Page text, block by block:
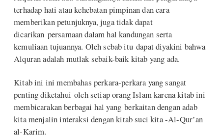
terhadap hati atau kehebatan pimpinan dan cara
memberikan petunjuknya, juga tidak dapat
dicarikan persamaan dalam hal kandungan serta
kemuliaan tujuannya. Oleh sebab itu dapat diyakini bahwa
Alquran adalah mutlak sebaik-baik kitab yang ada.
Kitab ini ini membahas perkara-perkara yang sangat
penting diketahui oleh setiap orang Islam karena kitab ini
membicarakan berbagai hal yang berkaitan dengan adab
kita menjalin interaksi dengan kitab suci kita -Al-Qur’an
al-Karim.